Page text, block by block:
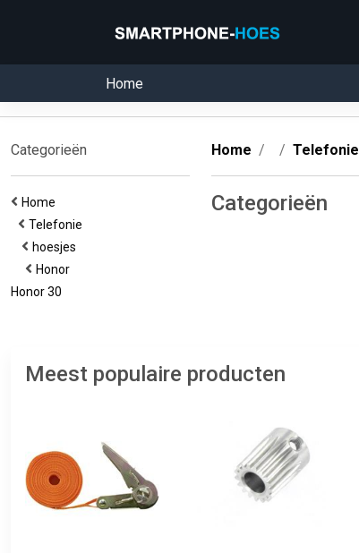
Home
Categorieën
Home
Telefonie
hoesjes
Honor
Honor 30
Home Telefonie
Categorieën
Meest populaire producten